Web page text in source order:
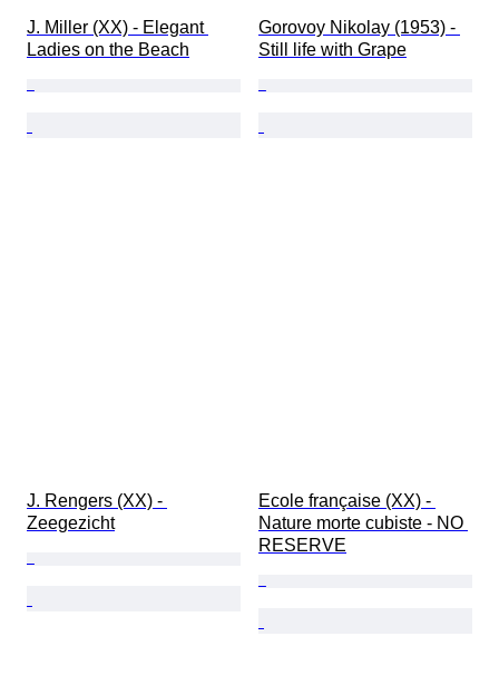
J. Miller (XX) - Elegant
Ladies on the Beach
Gorovoy Nikolay (1953) -
Still life with Grape
J. Rengers (XX) -
Zeegezicht
Ecole française (XX) -
Nature morte cubiste - NO
RESERVE